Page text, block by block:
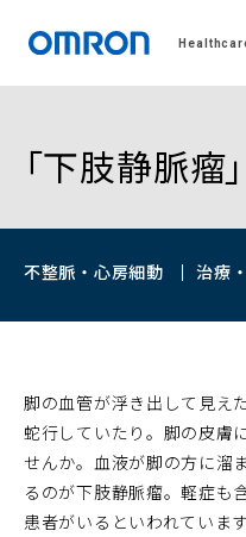
「下肢静脈瘤
不整脈・心房細動 治療
脚の血管が浮き出して見え
蛇行していたり。脚の皮膚
せんか。血液が脚の方に溜
るのが下肢静脈瘤。軽症も
患者がいるといわれていま